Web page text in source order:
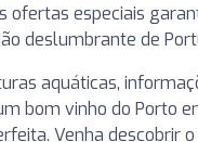
ofertas especiais
deslumbrante de
aquáticas,
bom vinho do Porto
Venha descobrir